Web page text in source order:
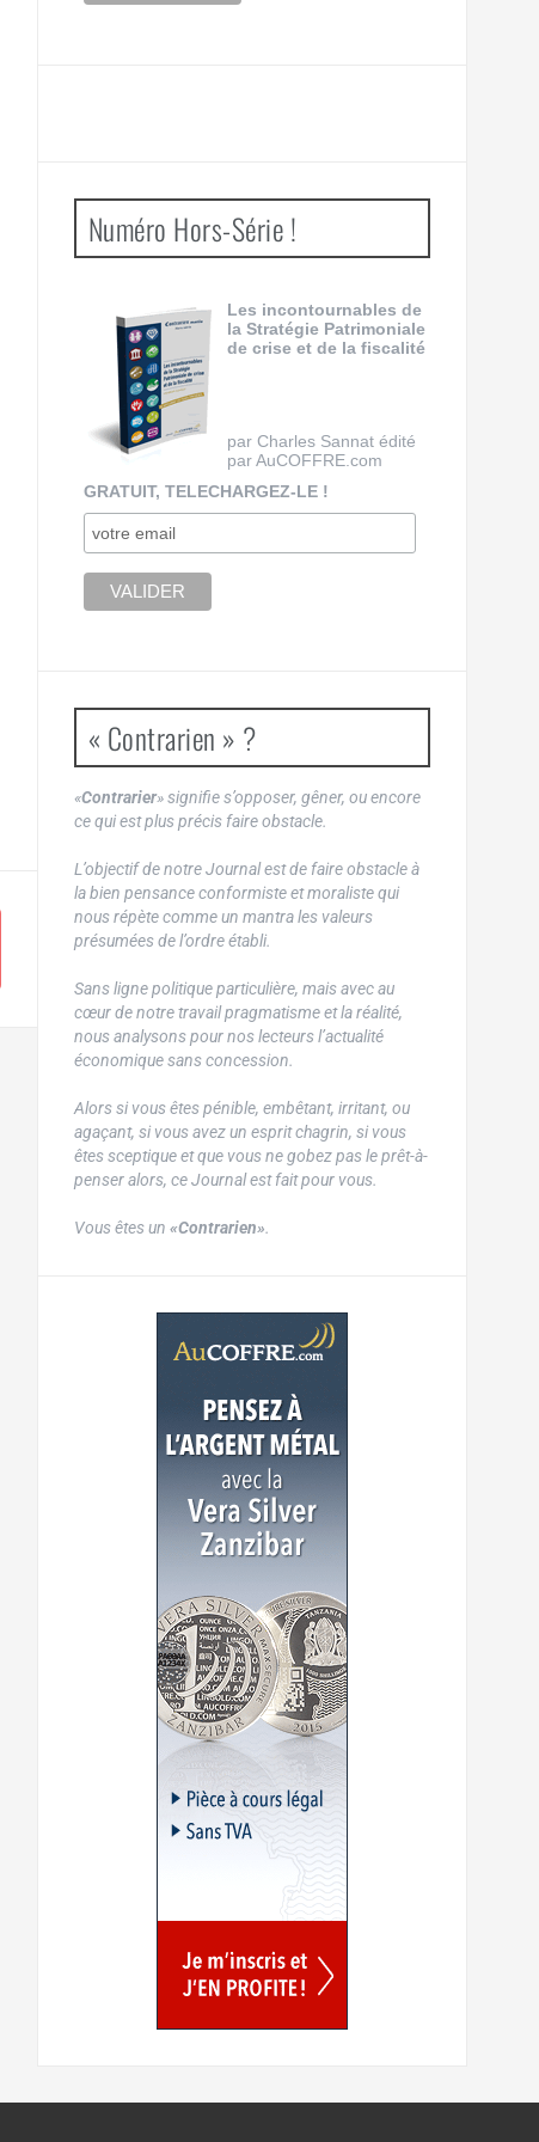
Numéro Hors-Série !
Les incontournables de
la Stratégie Patrimoniale
de crise et de la fiscalité
par Charles Sannat édité
par AuCOFFRE.com
GRATUIT, TELECHARGEZ-LE !
« Contrarien » ?
«Contrarier» signifie s’opposer, gêner, ou encore
ce qui est plus précis faire obstacle.
L’objectif de notre Journal est de faire obstacle à
la bien pensance conformiste et moraliste qui
nous répète comme un mantra les valeurs
présumées de l’ordre établi.
Sans ligne politique particulière, mais avec au
cœur de notre travail pragmatisme et la réalité,
nous analysons pour nos lecteurs l’actualité
économique sans concession.
Alors si vous êtes pénible, embêtant, irritant, ou
agaçant, si vous avez un esprit chagrin, si vous
êtes sceptique et que vous ne gobez pas le prêt-à-
penser alors, ce Journal est fait pour vous.
Vous êtes un «Contrarien».